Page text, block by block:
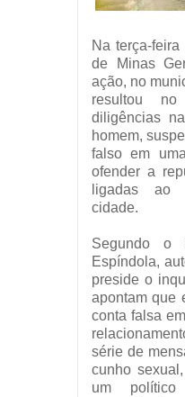
Na terça-
de Minas
ação, no
resultou no
diligências
homem,
falso em
ofender a
ligadas ao
cidade.
Segundo o
Espíndola,
preside o
apontam que
conta falsa
série de
cunho
um